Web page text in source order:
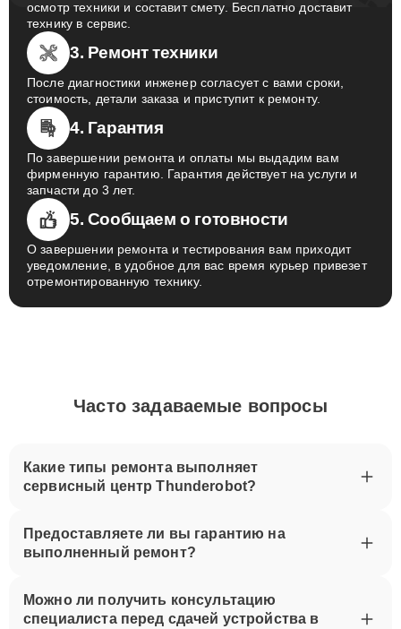
осмотр техники и составит смету. Бесплатно доставит
технику в сервис.
3. Ремонт техники
После диагностики инженер согласует с вами сроки,
стоимость, детали заказа и приступит к ремонту.
4. Гарантия
По завершении ремонта и оплаты мы выдадим вам
фирменную гарантию. Гарантия действует на услуги и
запчасти до 3 лет.
5. Сообщаем о готовности
О завершении ремонта и тестирования вам приходит
уведомление, в удобное для вас время курьер привезет
отремонтированную технику.
Часто задаваемые вопросы
Какие типы ремонта выполняет
сервисный центр Thunderobot?
Предоставляете ли вы гарантию на
выполненный ремонт?
Можно ли получить консультацию
специалиста перед сдачей устройства в